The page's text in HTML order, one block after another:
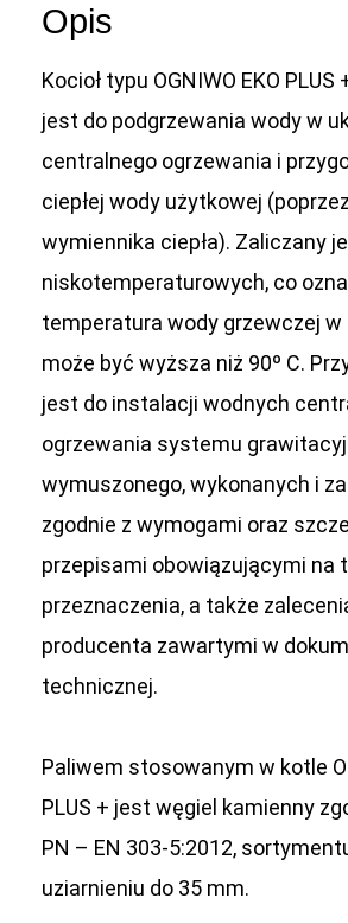
Opis
Kocioł typu OGNIWO EKO
jest do podgrzewania wody w
centralnego ogrzewania i
ciepłej wody użytkowej
wymiennika ciepła). Zaliczany
niskotemperaturowych, co
temperatura wody grzewczej w
może być wyższa niż 90º C.
jest do instalacji wodnych
ogrzewania systemu
wymuszonego, wykonanych i
zgodnie z wymogami oraz
przepisami obowiązującymi na
przeznaczenia, a także
producenta zawartymi w
technicznej.
Paliwem stosowanym w kotle
PLUS + jest węgiel kamienny
PN – EN 303-5:2012,
uziarnieniu do 35 mm.